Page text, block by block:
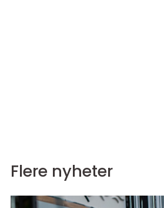
Flere nyheter